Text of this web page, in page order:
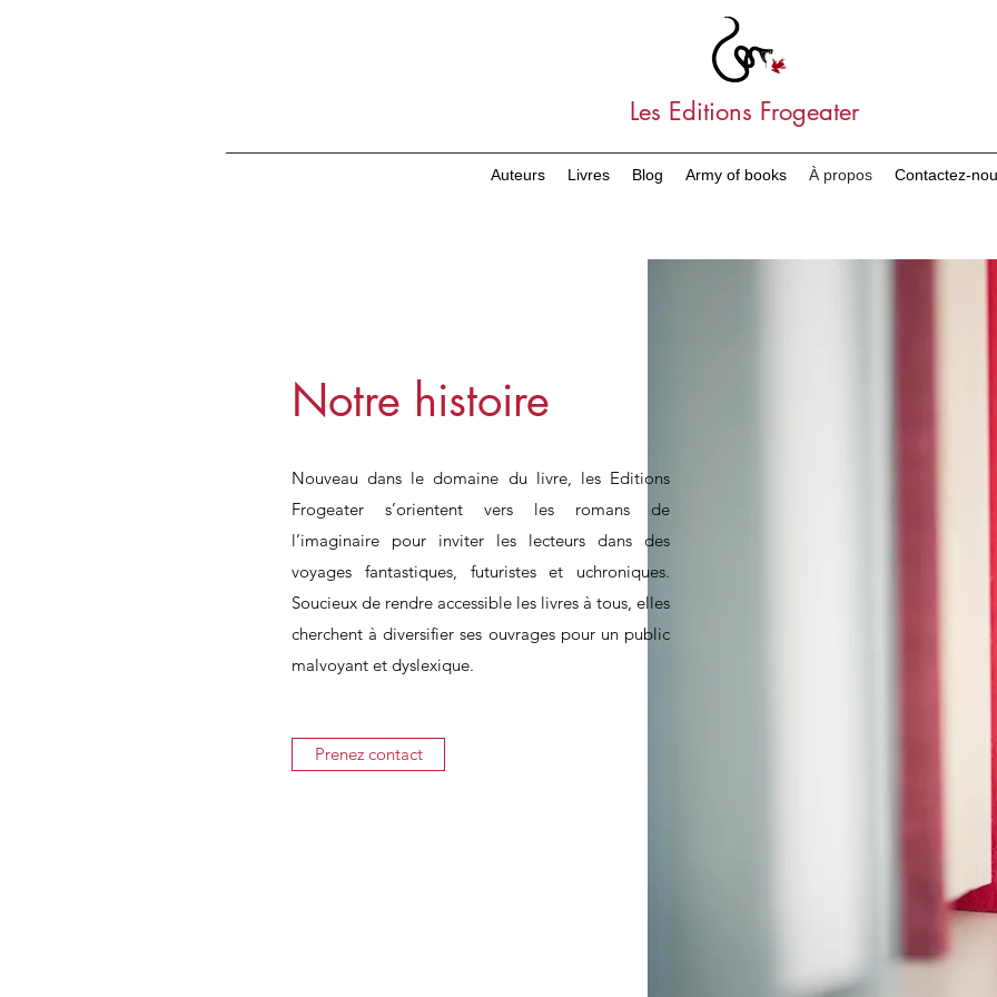
Les Editions Frogeater
Auteurs Livres Blog Army of books À propos Contactez-
Notre histoire
Nouveau dans le domaine du livre, les Editions
Frogeater s’orientent vers les romans de
l’imaginaire pour inviter les lecteurs dans des
voyages fantastiques, futuristes et uchroniques.
Soucieux de rendre accessible les livres à tous, elles
cherchent à diversifier ses ouvrages pour un public
malvoyant et dyslexique.
Prenez contact